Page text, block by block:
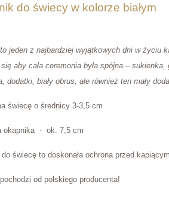
do świecy w kolorze białym
jeden z najbardziej wyjątkowych dni w życiu
aby cała ceremonia była spójna – sukienka,
dodatki, biały obrus, ale również ten mały
świecę o średnicy 3-3,5 cm
okapnika - ok. 7,5 cm
świecę to doskonała ochrona przed
od polskiego producenta!